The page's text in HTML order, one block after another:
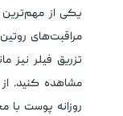
یکی از
مراقبت‌های
تزریق فیلر نیز
مشاهده کنید.
روزانه پوست با